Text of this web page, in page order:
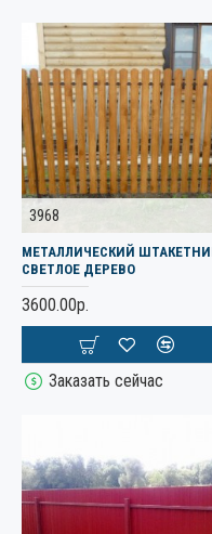
3968
МЕТАЛЛИЧЕСКИЙ
СВЕТЛОЕ ДЕРЕВО
3600.00р.
Заказать сейчас